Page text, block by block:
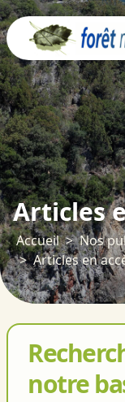
Articles
Accueil
Nos
Articles en
notre
Panneau de